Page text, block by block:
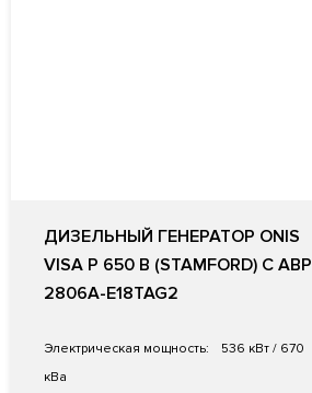
ДИЗЕЛЬНЫЙ ГЕНЕРАТОР ONIS
VISA P 650 B (STAMFORD) С АВР
2806A-E18TAG2
Электрическая мощность:
536 кВт / 670
кВа